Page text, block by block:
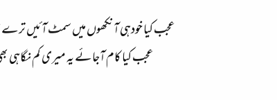
عجب کیا خودہی آنکھوں میں سمٹ آئیں
عجب کیا کام آجائے یہ میری کم نگاہی